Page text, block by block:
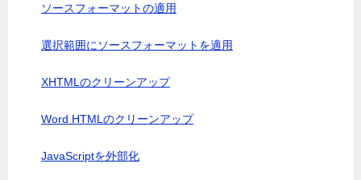
ソースフォーマットの適用
選択範囲にソースフォーマットを適用
XHTMLのクリーンアップ
Word HTMLのクリーンアップ
JavaScriptを外部化